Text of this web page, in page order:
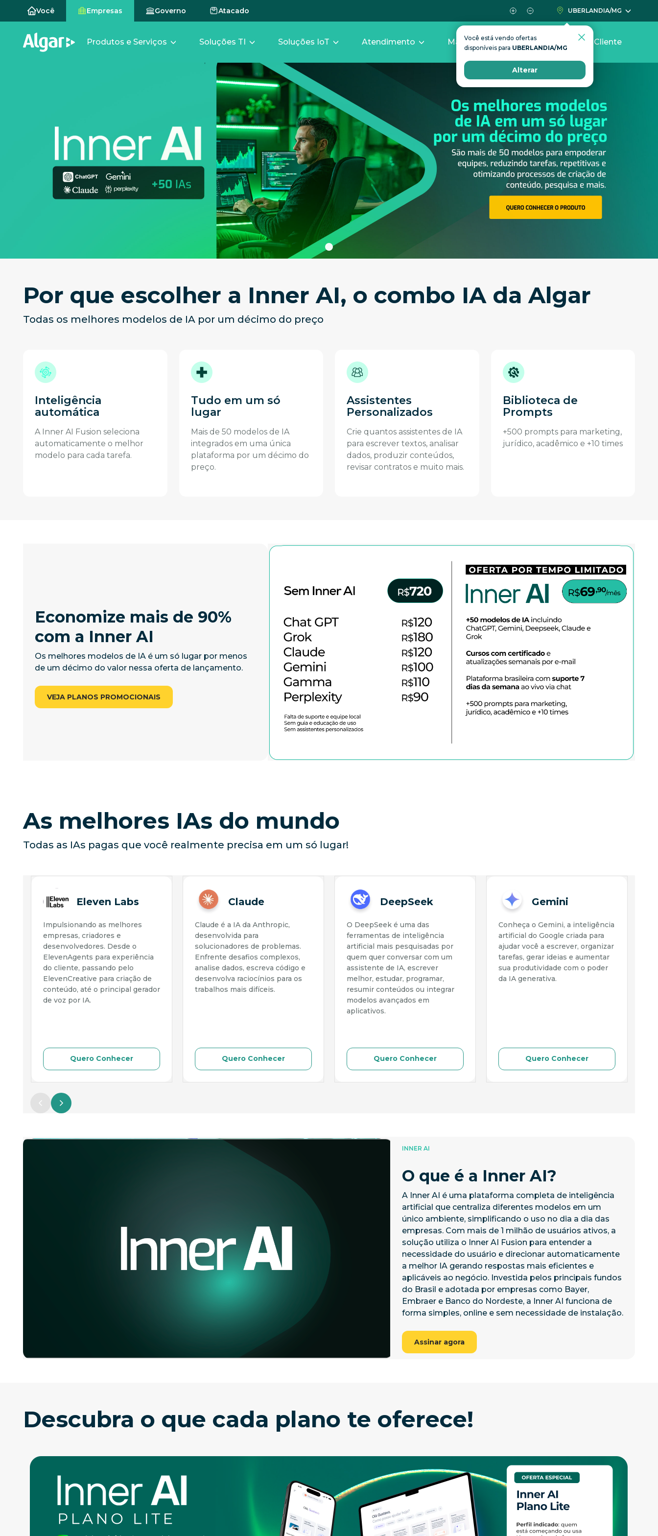
Você Empresas Governo Atacado UBERLANDIA/MG
Você está vendo ofertas
disponíveis para UBERLANDIA/MG
Alterar
Produtos e Serviços Soluções TI Soluções IoT Atendimento Mais Área do Cliente
Por que escolher a Inner AI, o combo IA da Algar
Todas os melhores modelos de IA por um décimo do preço
Inteligência
automática
A Inner AI Fusion seleciona
automaticamente o melhor
modelo para cada tarefa.
Tudo em um só
lugar
Mais de 50 modelos de IA
integrados em uma única
plataforma por um décimo do
preço.
Assistentes
Personalizados
Crie quantos assistentes de IA
para escrever textos, analisar
dados, produzir conteúdos,
revisar contratos e muito mais.
Biblioteca de
Prompts
+500 prompts para marketing,
jurídico, acadêmico e +10 times
Economize mais de 90%
com a Inner AI
Os melhores modelos de IA é um só lugar por menos
de um décimo do valor nessa oferta de lançamento.
VEJA PLANOS PROMOCIONAIS
As melhores IAs do mundo
Todas as IAs pagas que você realmente precisa em um só lugar!
Eleven Labs
Impulsionando as melhores
empresas, criadores e
desenvolvedores. Desde o
ElevenAgents para experiência
do cliente, passando pelo
ElevenCreative para criação de
conteúdo, até o principal gerador
de voz por IA.
Quero Conhecer
Claude
Claude é a IA da Anthropic,
desenvolvida para
solucionadores de problemas.
Enfrente desafios complexos,
analise dados, escreva código e
desenvolva raciocínios para os
trabalhos mais difíceis.
Quero Conhecer
DeepSeek
O DeepSeek é uma das
ferramentas de inteligência
artificial mais pesquisadas por
quem quer conversar com um
assistente de IA, escrever
melhor, estudar, programar,
resumir conteúdos ou integrar
modelos avançados em
aplicativos.
Quero Conhecer
Gemini
Conheça o Gemini, a inteligência
artificial do Google criada para
ajudar você a escrever, organizar
tarefas, gerar ideias e aumentar
sua produtividade com o poder
da IA generativa.
Quero Conhecer
INNER AI
O que é a Inner AI?
A Inner AI é uma plataforma completa de inteligência
artificial que centraliza diferentes modelos em um
único ambiente, simplificando o uso no dia a dia das
empresas. Com mais de 1 milhão de usuários ativos, a
solução utiliza o Inner AI Fusion para entender a
necessidade do usuário e direcionar automaticamente
a melhor IA gerando respostas mais eficientes e
aplicáveis ao negócio. Investida pelos principais fundos
do Brasil e adotada por empresas como Bayer,
Embraer e Banco do Nordeste, a Inner AI funciona de
forma simples, online e sem necessidade de instalação.
Assinar agora
Descubra o que cada plano te oferece!